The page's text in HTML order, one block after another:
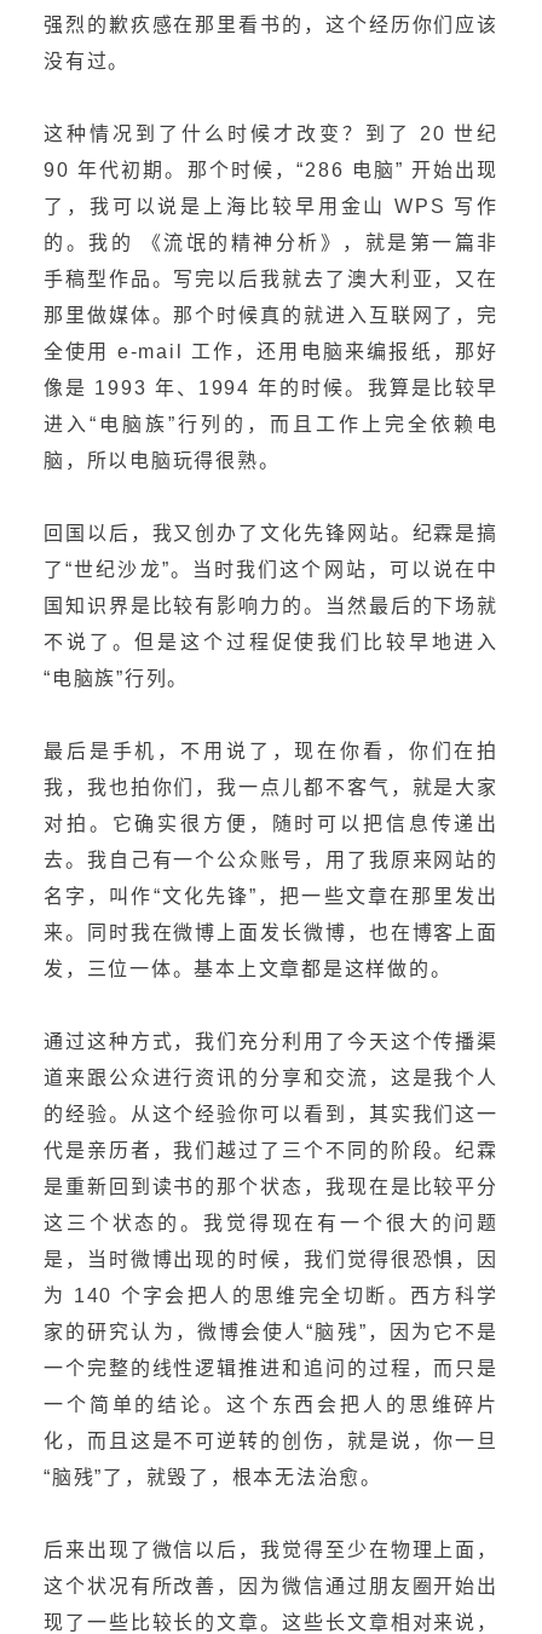
强烈的歉疚感在那里看书的，这个经历你们应该
没有过。
这种情况到了什么时候才改变？到了 20 世纪
90 年代初期。那个时候，“286 电脑” 开始出现
了，我可以说是上海比较早用金山 WPS 写作
的。我的 《流氓的精神分析》，就是第一篇非
手稿型作品。写完以后我就去了澳大利亚，又在
那里做媒体。那个时候真的就进入互联网了，完
全使用 e-mail 工作，还用电脑来编报纸，那好
像是 1993 年、1994 年的时候。我算是比较早
进入“电脑族”行列的，而且工作上完全依赖电
脑，所以电脑玩得很熟。
回国以后，我又创办了文化先锋网站。纪霖是搞
了“世纪沙龙”。当时我们这个网站，可以说在中
国知识界是比较有影响力的。当然最后的下场就
不说了。但是这个过程促使我们比较早地进入
“电脑族”行列。
最后是手机，不用说了，现在你看，你们在拍
我，我也拍你们，我一点儿都不客气，就是大家
对拍。它确实很方便，随时可以把信息传递出
去。我自己有一个公众账号，用了我原来网站的
名字，叫作“文化先锋”，把一些文章在那里发出
来。同时我在微博上面发长微博，也在博客上面
发，三位一体。基本上文章都是这样做的。
通过这种方式，我们充分利用了今天这个传播渠
道来跟公众进行资讯的分享和交流，这是我个人
的经验。从这个经验你可以看到，其实我们这一
代是亲历者，我们越过了三个不同的阶段。纪霖
是重新回到读书的那个状态，我现在是比较平分
这三个状态的。我觉得现在有一个很大的问题
是，当时微博出现的时候，我们觉得很恐惧，因
为 140 个字会把人的思维完全切断。西方科学
家的研究认为，微博会使人“脑残”，因为它不是
一个完整的线性逻辑推进和追问的过程，而只是
一个简单的结论。这个东西会把人的思维碎片
化，而且这是不可逆转的创伤，就是说，你一旦
“脑残”了，就毁了，根本无法治愈。
后来出现了微信以后，我觉得至少在物理上面，
这个状况有所改善，因为微信通过朋友圈开始出
现了一些比较长的文章。这些长文章相对来说，